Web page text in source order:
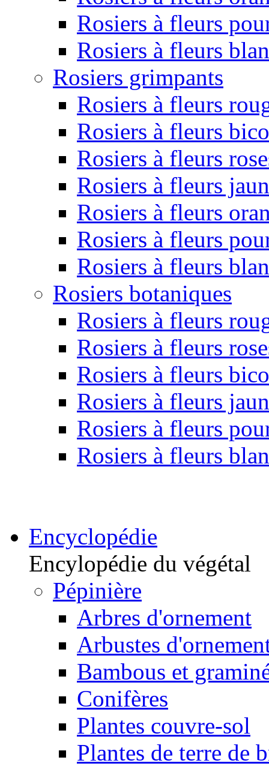
Rosiers à fleurs
Rosiers à fleurs
Rosiers grimpants
Rosiers à fleurs
Rosiers à fleurs
Rosiers à fleurs
Rosiers à fleurs
Rosiers à fleurs
Rosiers à fleurs
Rosiers à fleurs
Rosiers botaniques
Rosiers à fleurs
Rosiers à fleurs
Rosiers à fleurs
Rosiers à fleurs
Rosiers à fleurs
Rosiers à fleurs
Encyclopédie
Encylopédie du végétal
Pépinière
Arbres d'ornement
Arbustes
Bambous et
Conifères
Plantes couvre-sol
Plantes de terre de